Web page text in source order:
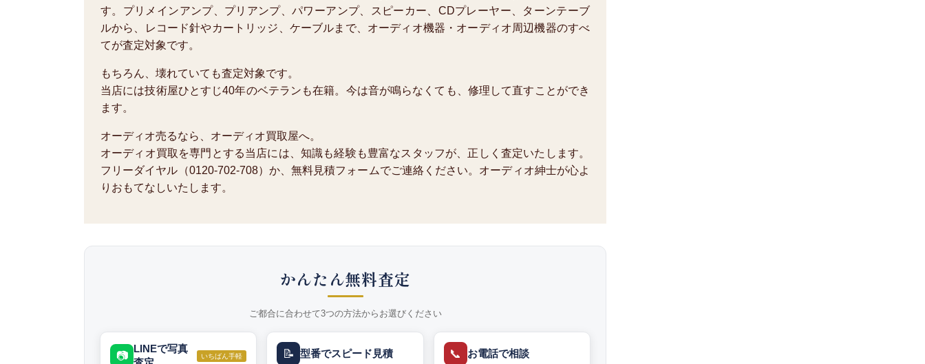
す。プリメインアンプ、プリアンプ、パワーアンプ、スピーカー、CDプレーヤー、ターンテーブ
ルから、レコード針やカートリッジ、ケーブルまで、オーディオ機器・オーディオ周辺機器のすべ
てが査定対象です。
もちろん、壊れていても査定対象です。
当店には技術屋ひとすじ40年のベテランも在籍。今は音が鳴らなくても、修理して直すことができ
ます。
オーディオ売るなら、オーディオ買取屋へ。
オーディオ買取を専門とする当店には、知識も経験も豊富なスタッフが、正しく査定いたします。
フリーダイヤル（0120-702-708）か、無料見積フォームでご連絡ください。オーディオ紳士が心よ
りおもてなしいたします。
かんたん無料査定
ご都合に合わせて3つの方法からお選びください
📷
LINEで写真
いちばん手軽 📝 型番でスピード見積 📞 お電話で相談